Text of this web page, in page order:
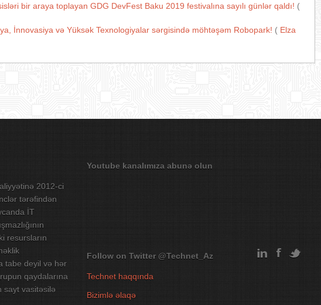
bir araya toplayan GDG DevFest Baku 2019 festivalına sayılı günlər qaldı! (
İnnovasiya və Yüksək Texnologiyalar sərgisində möhtəşəm Robopark! ( Elza
2012-ci
tərəfindən
İT
resursların
tabe deyil və hər
qaydalarına
sayt vasitəsilə
Youtube kanalımıza abunə olun
Follow on Twitter @Technet_Az
Technet haqqında
Bizimlə əlaqə